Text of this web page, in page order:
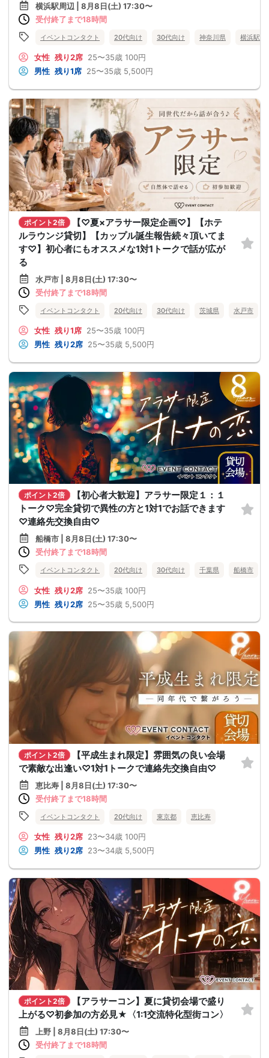
横浜駅周辺 | 8月8日(土) 17:30〜
受付終了まで18時間
イベントコンタクト 20代向け 30代向け 神奈川県 横浜駅周
女性 残り2席 25〜35歳 100円
男性 残り1席 25〜35歳 5,500円
ポイント2倍
【♡夏×アラサー限定企画♡】【ホテ
ルラウンジ貸切】【カップル誕生報告続々頂いてま
す♡】初心者にもオススメな1対1トークで話が広が
る
水戸市 | 8月8日(土) 17:30〜
受付終了まで18時間
イベントコンタクト 20代向け 30代向け 茨城県 水戸市
女性 残り1席 25〜35歳 100円
男性 残り2席 25〜35歳 5,500円
ポイント2倍
【初心者大歓迎】アラサー限定１：１
トーク♡完全貸切で異性の方と1対1でお話できます
♡連絡先交換自由♡
船橋市 | 8月8日(土) 17:30〜
受付終了まで18時間
イベントコンタクト 20代向け 30代向け 千葉県 船橋市
女性 残り2席 25〜35歳 100円
男性 残り2席 25〜35歳 5,500円
ポイント2倍
【平成生まれ限定】雰囲気の良い会場
で素敵な出逢い♡1対1トークで連絡先交換自由♡
恵比寿 | 8月8日(土) 17:30〜
受付終了まで18時間
イベントコンタクト 20代向け 東京都 恵比寿
女性 残り2席 23〜34歳 100円
男性 残り2席 23〜34歳 5,500円
ポイント2倍
【アラサーコン】夏に貸切会場で盛り
上がる♡初参加の方必見★〈1:1交流特化型街コン〉
上野 | 8月8日(土) 17:30〜
受付終了まで18時間